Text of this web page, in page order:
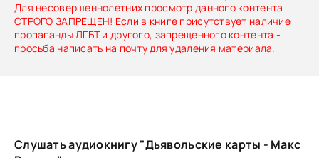
Для несовершеннолетних просмотр данного контента
СТРОГО ЗАПРЕЩЕН! Если в книге присутствует наличие
пропаганды ЛГБТ и другого, запрещенного контента -
просьба написать на почту для удаления материала.
Слушать аудиокнигу "Дьявольские карты - Макс